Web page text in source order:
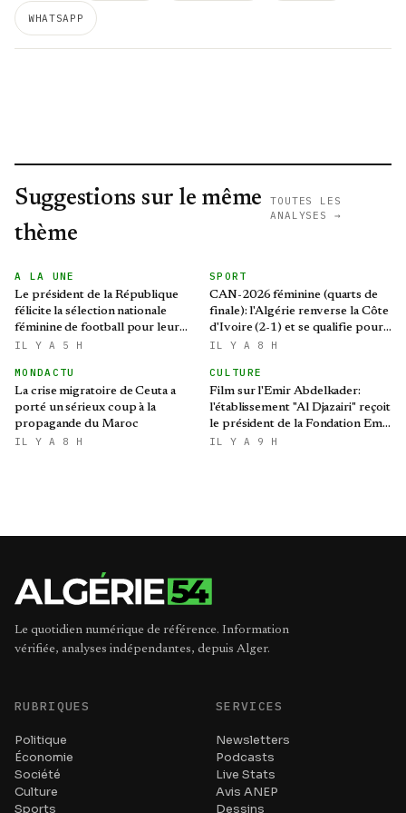
WHATSAPP
Suggestions sur le même
thème
TOUTES LES
ANALYSES →
A LA UNE
Le président de la République
félicite la sélection nationale
féminine de football pour leur
qualification au Mondial 2027 et
IL Y A 5 H
SPORT
CAN-2026 féminine (quarts de
finale): l'Algérie renverse la Côte
d'Ivoire (2-1) et se qualifie pour
le Mondial brésilien
IL Y A 8 H
MONDACTU
La crise migratoire de Ceuta a
porté un sérieux coup à la
propagande du Maroc
IL Y A 8 H
CULTURE
Film sur l'Emir Abdelkader:
l'établissement "Al Djazairi" reçoit
le président de la Fondation Emir
Abdelkader
IL Y A 9 H
Le quotidien numérique de référence. Information
vérifiée, analyses indépendantes, depuis Alger.
RUBRIQUES
Politique
Économie
Société
Culture
Sports
SERVICES
Newsletters
Podcasts
Live Stats
Avis ANEP
Dessins